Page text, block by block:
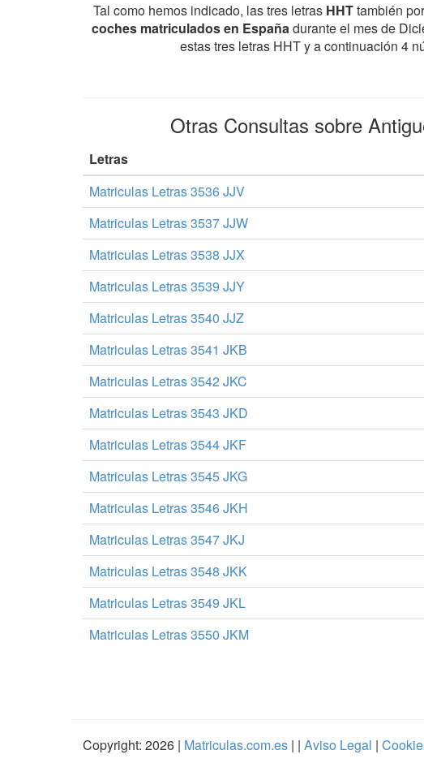
Tal como hemos indicado, las tres letras HHTtambién
coches matriculados en Españadurante el mes de
estas tres letras HHT y a continuación 4
Otras Consultas sobre
Letras
Matriculas Letras 3536 JJV
Matriculas Letras 3537 JJW
Matriculas Letras 3538 JJX
Matriculas Letras 3539 JJY
Matriculas Letras 3540 JJZ
Matriculas Letras 3541 JKB
Matriculas Letras 3542 JKC
Matriculas Letras 3543 JKD
Matriculas Letras 3544 JKF
Matriculas Letras 3545 JKG
Matriculas Letras 3546 JKH
Matriculas Letras 3547 JKJ
Matriculas Letras 3548 JKK
Matriculas Letras 3549 JKL
Matriculas Letras 3550 JKM
Copyright: 2026 | Matriculas.com.es | | Aviso Legal |